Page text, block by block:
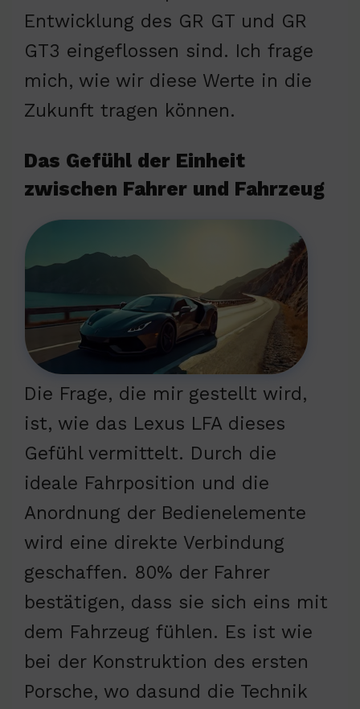
Entwicklung des GR GT und GR
GT3 eingeflossen sind. Ich frage
mich, wie wir diese Werte in die
Zukunft tragen können.
Das Gefühl der Einheit
zwischen Fahrer und Fahrzeug
Die Frage, die mir gestellt wird,
ist, wie das Lexus LFA dieses
Gefühl vermittelt. Durch die
ideale Fahrposition und die
Anordnung der Bedienelemente
wird eine direkte Verbindung
geschaffen. 80% der Fahrer
bestätigen, dass sie sich eins mit
dem Fahrzeug fühlen. Es ist wie
bei der Konstruktion des ersten
Porsche, wo dasund die Technik